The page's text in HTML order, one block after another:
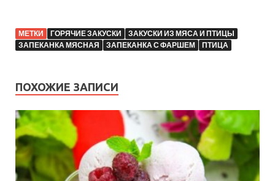
МЕТКИ ГОРЯЧИЕ ЗАКУСКИ
ЗАКУСКИ ИЗ МЯСА И ПТИЦЫ
ЗАПЕКАНКА МЯСНАЯ
ЗАПЕКАНКА С ФАРШЕМ ПТИЦА
ПОХОЖИЕ ЗАПИСИ